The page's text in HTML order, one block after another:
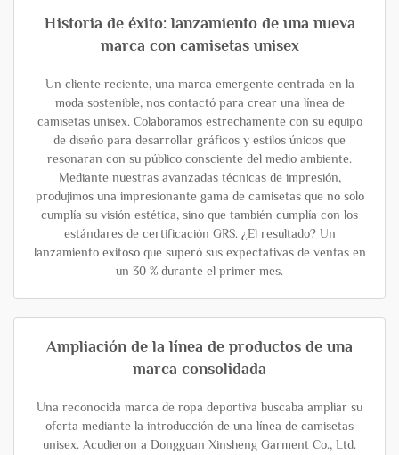
Historia de éxito: lanzamiento de una nueva
marca con camisetas unisex
Un cliente reciente, una marca emergente centrada en la
moda sostenible, nos contactó para crear una línea de
camisetas unisex. Colaboramos estrechamente con su equipo
de diseño para desarrollar gráficos y estilos únicos que
resonaran con su público consciente del medio ambiente.
Mediante nuestras avanzadas técnicas de impresión,
produjimos una impresionante gama de camisetas que no solo
cumplía su visión estética, sino que también cumplía con los
estándares de certificación GRS. ¿El resultado? Un
lanzamiento exitoso que superó sus expectativas de ventas en
un 30 % durante el primer mes.
Ampliación de la línea de productos de una
marca consolidada
Una reconocida marca de ropa deportiva buscaba ampliar su
oferta mediante la introducción de una línea de camisetas
unisex. Acudieron a Dongguan Xinsheng Garment Co., Ltd.